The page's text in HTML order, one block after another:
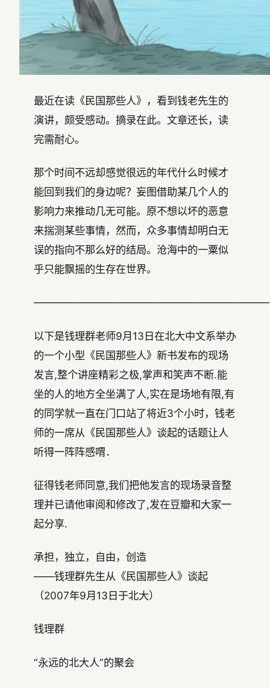
最近在读《民国那些人》，看到钱老先生的
演讲，颇受感动。摘录在此。文章还长，读
完需耐心。
那个时间不远却感觉很远的年代什么时候才
能回到我们的身边呢？妄图借助某几个人的
影响力来推动几无可能。原不想以坏的恶意
来揣测某些事情，然而，众多事情却明白无
误的指向不那么好的结局。沧海中的一粟似
乎只能飘摇的生存在世界。
以下是钱理群老师9月13日在北大中文系举办
的一个小型《民国那些人》新书发布的现场
发言,整个讲座精彩之极,掌声和笑声不断.能
坐的人的地方全坐满了人,实在是场地有限,有
的同学就一直在门口站了将近3个小时，钱老
师的一席从《民国那些人》谈起的话题让人
听得一阵阵感喟．
征得钱老师同意,我们把他发言的现场录音整
理并已请他审阅和修改了,发在豆瓣和大家一
起分享.
承担，独立，自由，创造
——钱理群先生从《民国那些人》谈起
（2007年9月13日于北大）
钱理群
“永远的北大人”的聚会